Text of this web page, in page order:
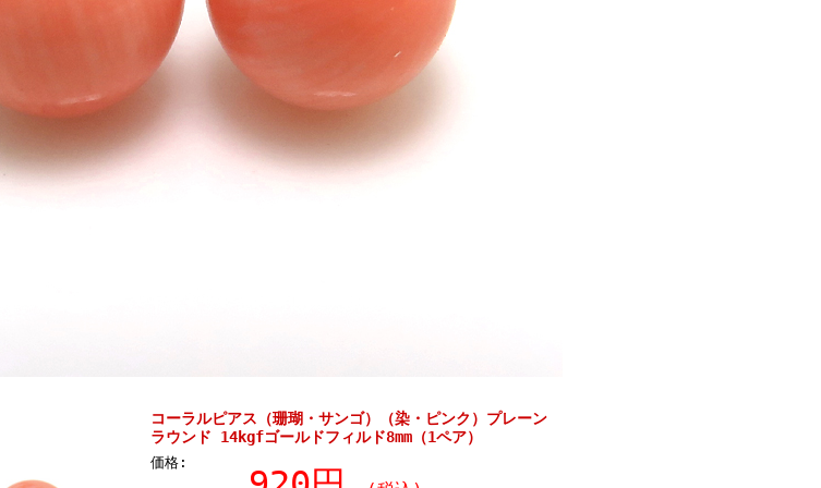
コーラルピアス（珊瑚・サンゴ）（染・ピンク）プレーン
ラウンド 14kgfゴールドフィルド8mm（1ペア）
価格: